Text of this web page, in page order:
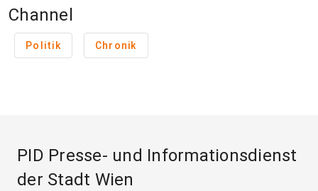
Channel
Politik Chronik
PID Presse- und Informationsdienst
der Stadt Wien